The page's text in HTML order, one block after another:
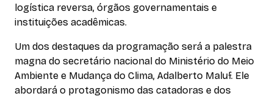
logística reversa, órgãos governamentais e
instituições acadêmicas.
Um dos destaques da programação será a palestra
magna do secretário nacional do Ministério do Meio
Ambiente e Mudança do Clima, Adalberto Maluf. Ele
abordará o protagonismo das catadoras e dos